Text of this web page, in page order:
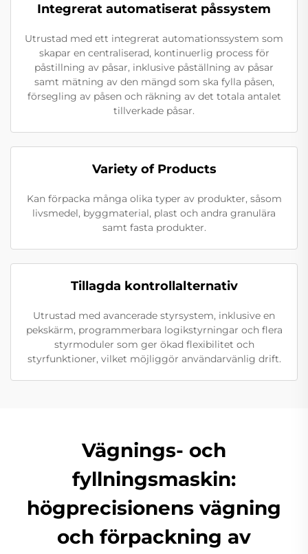
Integrerat automatiserat påssystem
Utrustad med ett integrerat automationssystem som
skapar en centraliserad, kontinuerlig process för
påstillning av påsar, inklusive påställning av påsar
samt mätning av den mängd som ska fylla påsen,
försegling av påsen och räkning av det totala antalet
tillverkade påsar.
Variety of Products
Kan förpacka många olika typer av produkter, såsom
livsmedel, byggmaterial, plast och andra granulära
samt fasta produkter.
Tillagda kontrollalternativ
Utrustad med avancerade styrsystem, inklusive en
pekskärm, programmerbara logikstyrningar och flera
styrmoduler som ger ökad flexibilitet och
styrfunktioner, vilket möjliggör användarvänlig drift.
Vägnings- och
fyllningsmaskin:
högprecisionens vägning
och förpackning av